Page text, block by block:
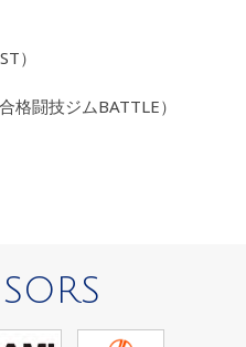
）
技ジムBATTLE）